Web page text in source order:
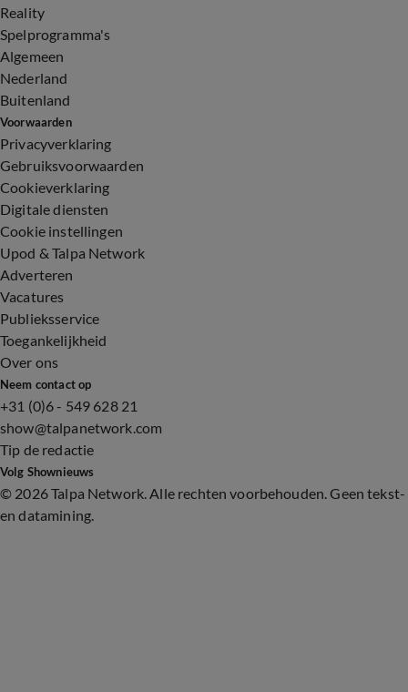
Reality
Spelprogramma's
Algemeen
Nederland
Buitenland
Voorwaarden
Privacyverklaring
Gebruiksvoorwaarden
Cookieverklaring
Digitale diensten
Cookie instellingen
Upod & Talpa Network
Adverteren
Vacatures
Publieksservice
Toegankelijkheid
Over ons
Neem contact op
+31 (0)6 - 549 628 21
show@talpanetwork.com
Tip de redactie
Volg Shownieuws
© 2026 Talpa Network. Alle rechten voorbehouden. Geen tekst-
en datamining.